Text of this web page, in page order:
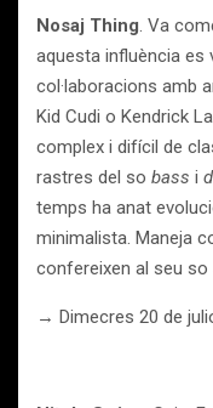
Nosaj Thing. Va
aquesta influència es
col·laboracions amb
Kid Cudi o Kendrick
complex i difícil de
rastres del so bass i
temps ha anat
minimalista. Maneja
confereixen al seu
→ Dimecres 20 de